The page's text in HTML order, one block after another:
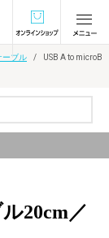
オンラインショ
ーブル
USB A to microB
20cm／